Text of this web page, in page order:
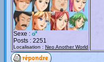
Sexe :
Posts : 2251
Localisation : Neo Another World